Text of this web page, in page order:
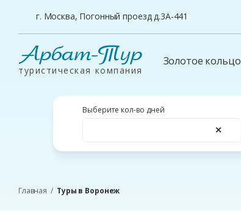
г. Москва, Погонный проезд д.3А-441
Арбат-Тур
туристическая компания
Золотое кольцо
Выберите кол-во дней
✕
Главная Туры в Воронеж